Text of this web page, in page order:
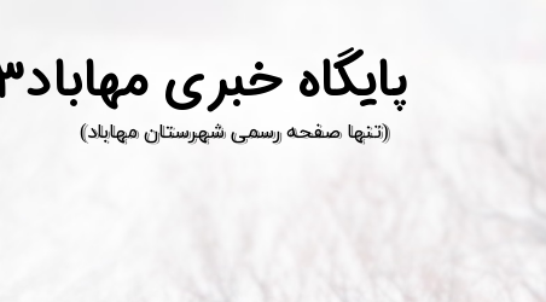
پ
​(تنها صفحه رسمی شهرستان مهاباد)